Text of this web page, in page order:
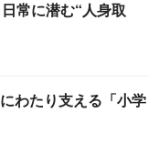
常に潜む“人身取
わたり支える「小学